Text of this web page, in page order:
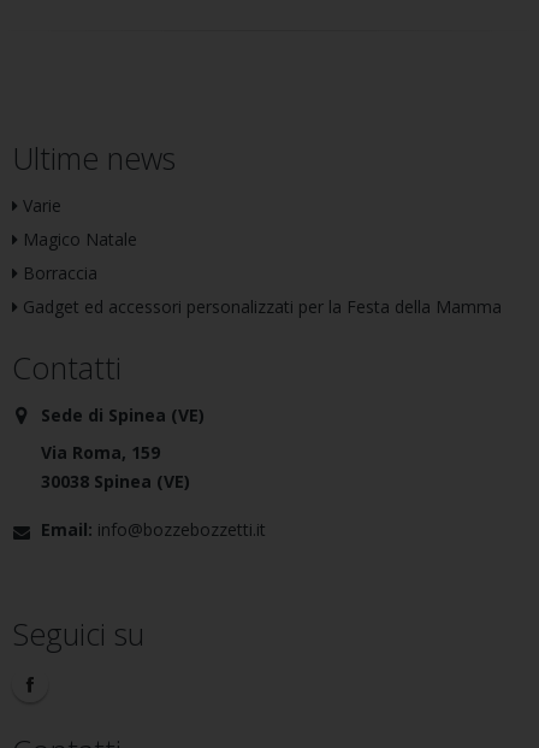
Ultime news
Varie
Magico Natale
Borraccia
Gadget ed accessori personalizzati per la Festa della Mamma
Contatti
Sede di Spinea (VE)
Via Roma, 159
30038 Spinea (VE)
Email: info@bozzebozzetti.it
Seguici su